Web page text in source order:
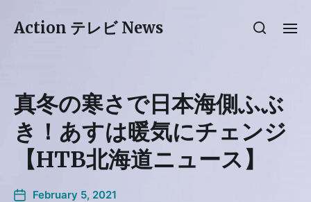
Action テレビ News
真冬の寒さで日本海側ふぶ
き！あすは暖気にチェンジ
【HTB北海道ニュース】
February 5, 2021